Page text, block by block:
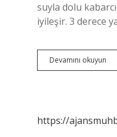
suyla dolu
iyileşir. 3 derece
Devamını okuyun
https://